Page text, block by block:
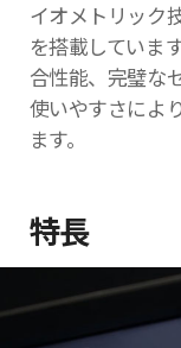
イオメトリック
を搭載していま
合性能、完璧な
使いやすさによ
ます。
特長